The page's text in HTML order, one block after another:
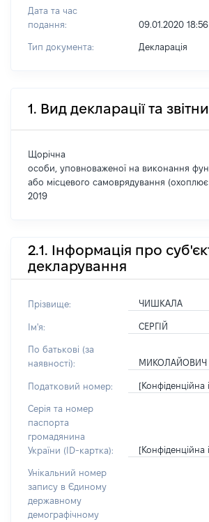
Дата та час
подання:
09.01.2020 18:56
Тип документа: Декларація
1. Вид декларації та
Щорічна
особи, уповноваженої на виконання
або місцевого самоврядування (охоплює
2019
2.1. Інформація про
декларування
Прізвище: ЧИШКАЛА
Ім'я: СЕРГІЙ
По батькові (за
наявності):
МИКОЛАЙОВИЧ
Податковий номер: [Конфіденційна
Серія та номер
паспорта
громадянина
України (ID-картка):
[Конфіденційна
Унікальний номер
запису в Єдиному
державному
демографічному